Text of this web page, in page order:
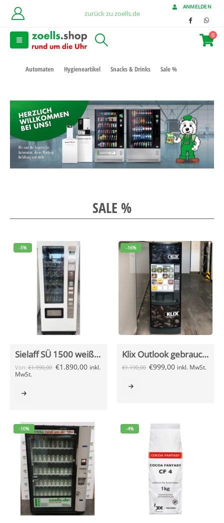
zurück zu zoells.de
ANMELDEN
0
Automaten Hygieneartikel Snacks & Drinks Sale %
SALE %
-5%
Sielaff SÜ 1500 weiß gebraucht
Von: €1.990,00 €1.890,00 inkl.
MwSt.
-16%
Klix Outlook gebraucht verschiedene Farben
€1.190,00 €999,00 inkl. MwSt.
-10% -4%